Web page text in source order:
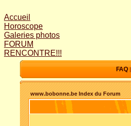
Accueil
Horoscope
Galeries photos
FORUM
RENCONTRE!!!
FAQ|
www.bobonne.be Index du Forum